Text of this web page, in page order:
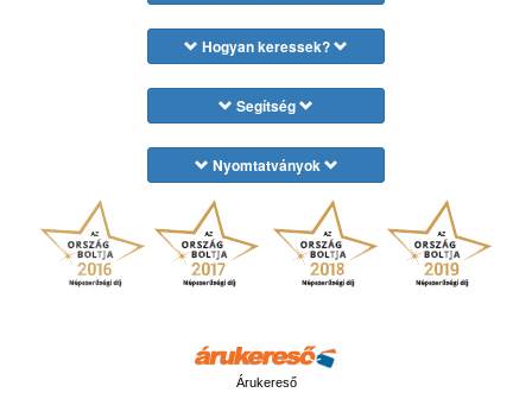
Hogyan keressek?
Segítség
Nyomtatványok
Árukereső